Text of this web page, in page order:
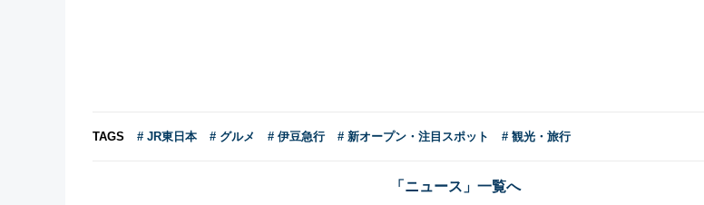
TAGS # JR東日本 # グルメ # 伊豆急行 # 新オープン・注目スポット # 観光・旅行
「ニュース」一覧へ